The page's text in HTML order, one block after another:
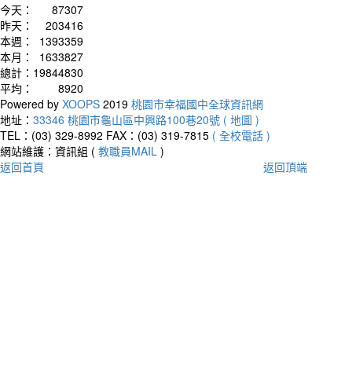
今天：
87307
昨天：
203416
本週：
1393359
本月：
1633827
總計： 19844830
平均：
8920
Powered by XOOPS 2019 桃園市幸福國中全球資訊網
地址： 33346 桃園市龜山區中興路100巷20號 ( 地圖 )
TEL：(03) 329-8992 FAX：(03) 319-7815 ( 全校電話 )
網站維護：資訊組 ( 教職員MAIL )
返回首頁
返回頂端